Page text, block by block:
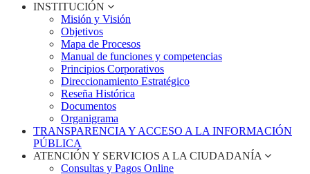
INSTITUCIÓN
Misión y Visión
Objetivos
Mapa de Procesos
Manual de funciones y competencias
Principios Corporativos
Direccionamiento Estratégico
Reseña Histórica
Documentos
Organigrama
TRANSPARENCIA Y ACCESO A LA INFORMACIÓN
PÚBLICA
ATENCIÓN Y SERVICIOS A LA CIUDADANÍA
Consultas y Pagos Online